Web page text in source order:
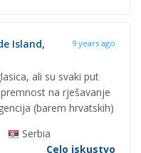
Island,
9 years ago
ali su svaki put
na rješavanje
(barem hrvatskih)
Serbia
Celo iskustvo